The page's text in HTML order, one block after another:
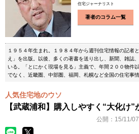
住宅ジャーナリスト
著者のコラム一覧
１９５４年生まれ。１９８４年から週刊住宅情報の記者
え」を出版。以後、多くの著書を送り出し、新聞、雑誌
いる。「とにかく現場を見る」主義で、年間２００物件
でなく、近畿圏、中部圏、福岡、札幌など全国の住宅事情
人気住宅地のウソ
【武蔵浦和】購入しやすく“大化け”
公開： 15/11/